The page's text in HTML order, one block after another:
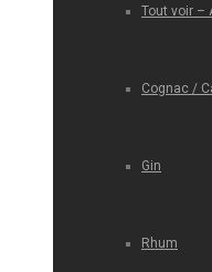
Tout voir –
Cognac /
Gin
Rhum